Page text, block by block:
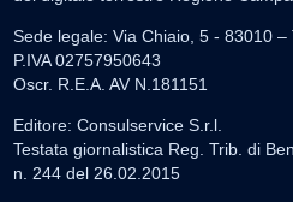
Sede legale: Via Chiaio, 5 - 83010 –
P.IVA 02757950643
Oscr. R.E.A. AV N.181151
Editore: Consulservice S.r.l.
Testata giornalistica Reg. Trib. di
n. 244 del 26.02.2015